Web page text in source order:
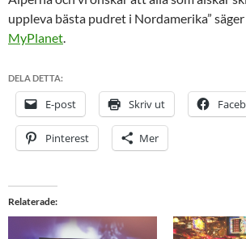
uppleva bästa pudret i Nordamerika”
MyPlanet.
DELA DETTA:
E-post Skriv ut
Pinterest Mer
Relaterade